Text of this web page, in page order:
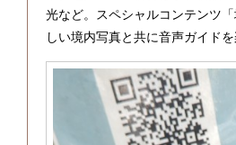
光など。スペシャルコンテンツ
しい境内写真と共に音声ガイド